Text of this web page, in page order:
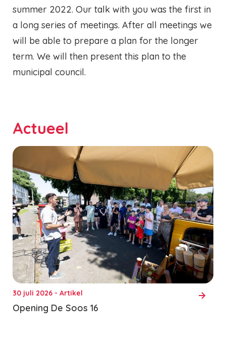
summer 2022. Our talk with you was the first in
a long series of meetings. After all meetings we
will be able to prepare a plan for the longer
term. We will then present this plan to the
municipal council.
Actueel
30 juli 2026 - Artikel
Opening De Soos 16